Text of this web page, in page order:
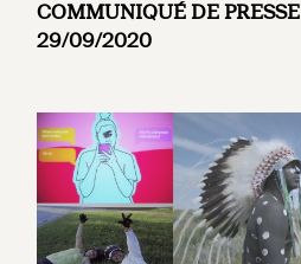
COMMUNIQUÉ DE PRESSE
29/09/2020